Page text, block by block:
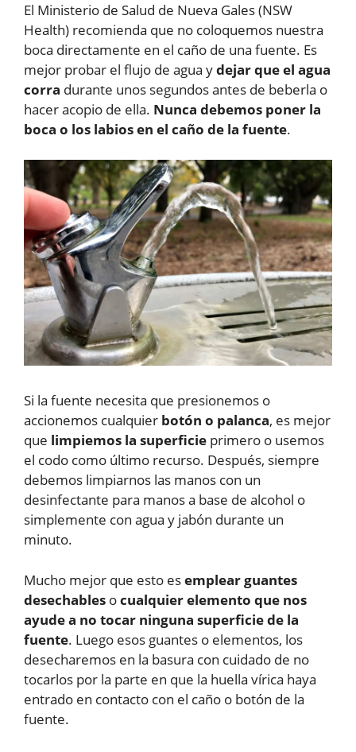
El Ministerio de Salud de Nueva Gales (NSW
Health) recomienda que no coloquemos nuestra
boca directamente en el caño de una fuente. Es
mejor probar el flujo de agua ydejar que el agua
corra durante unos segundos antes de beberla o
hacer acopio de ella. Nunca debemos poner la
boca o los labios en el caño de la fuente.
Si la fuente necesita que presionemos o
accionemos cualquier botón o palanca, es mejor
que limpiemos la superficie primero o usemos
el codo como último recurso. Después, siempre
debemos limpiarnos las manos con un
desinfectante para manos a base de alcohol o
simplemente con agua y jabón durante un
minuto.
Mucho mejor que esto esemplear guantes
desechables ocualquier elemento que nos
ayude a no tocar ninguna superficie de la
fuente. Luego esos guantes o elementos, los
desecharemos en la basura con cuidado de no
tocarlos por la parte en que la huella vírica haya
entrado en contacto con el caño o botón de la
fuente.